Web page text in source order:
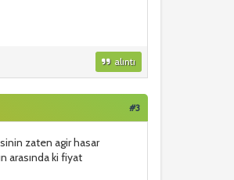
alıntı
#3
zaten agir hasar
arasında ki fiyat